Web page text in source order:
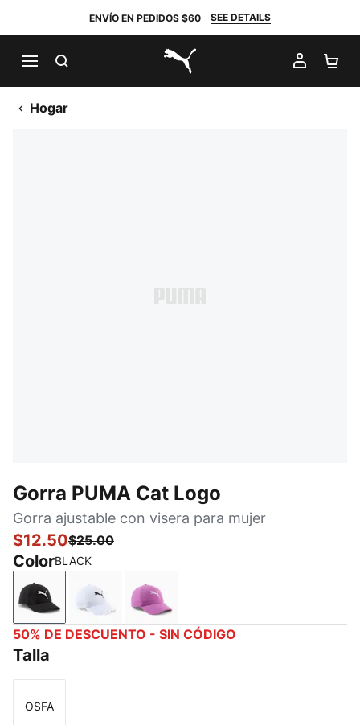
ENVÍO EN PEDIDOS $60 SEE DETAILS
PUMA.com
MI
Hogar
Gorra PUMA Cat Logo
Gorra ajustable con visera para mujer
$12.50$25.00
ColorBLACK
BLACK WHITE
MEDIUM PURPLE
50% DE DESCUENTO - SIN CÓDIGO
Talla
Talla
OSFA